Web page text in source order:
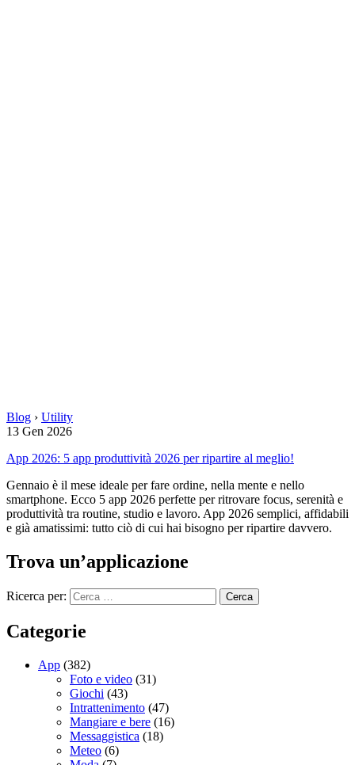
Blog › Utility
13 Gen 2026
App 2026: 5 app produttività 2026 per ripartire al meglio!
Gennaio è il mese ideale per fare ordine, nella mente e nello
smartphone. Ecco 5 app 2026 perfette per ritrovare focus, serenità e
produttività tra routine, studio e lavoro. App 2026 semplici, affidabili
e già amatissimi: tutto ciò di cui hai bisogno per ripartire davvero.
Trova un’applicazione
Ricerca per:
Categorie
App (382)
Foto e video (31)
Giochi (43)
Intrattenimento (47)
Mangiare e bere (16)
Messaggistica (18)
Meteo (6)